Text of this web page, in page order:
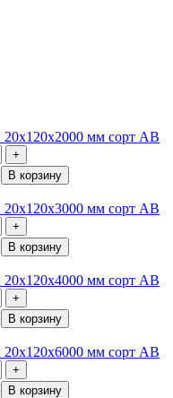
мм сорт АВ
+
В корзину
мм сорт АВ
+
В корзину
мм сорт АВ
+
В корзину
мм сорт АВ
+
В корзину